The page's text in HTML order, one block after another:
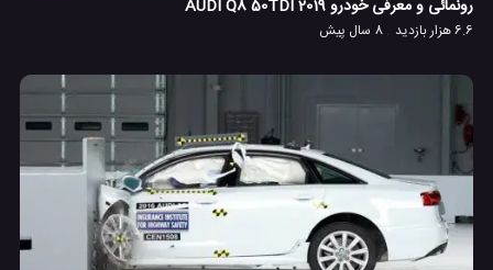
رونمائی و معرفی خودرو 2019 AUDI Q8 50TDI
6.6 هزار بازدید 8 سال پیش